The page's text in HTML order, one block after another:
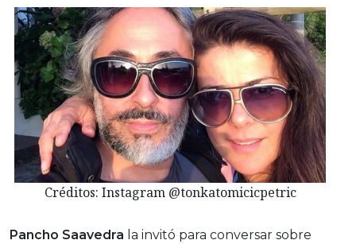
Créditos: Instagram @tonkatomicicpetric
Pancho Saavedra la invitó para conversar sobre